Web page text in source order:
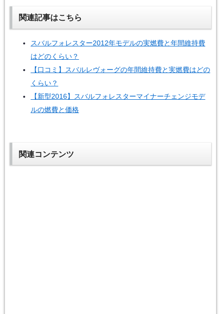
関連記事はこちら
スバルフォレスター2012年モデルの実燃費と年間維持費
はどのくらい？
【口コミ】スバルレヴォーグの年間維持費と実燃費はどの
くらい？
【新型2016】スバルフォレスターマイナーチェンジモデ
ルの燃費と価格
関連コンテンツ